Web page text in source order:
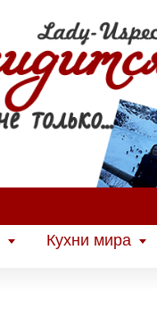
Кухни мира